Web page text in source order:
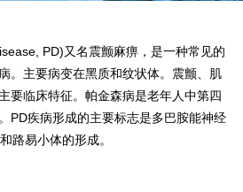
PD)又名震颤麻痹，是一种常见的
。主要病变在黑质和纹状体。震颤、肌
要临床特征。帕金森病是老年人中第四
PD疾病形成的主要标志是多巴胺能神经
路易小体的形成。